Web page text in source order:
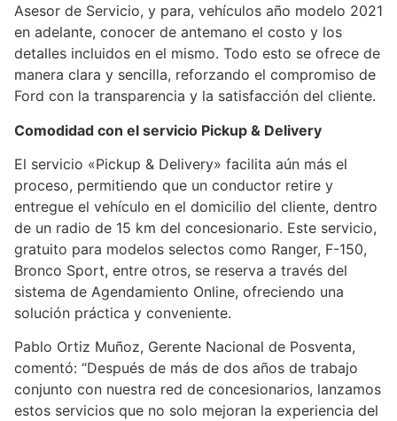
Asesor de Servicio, y para, vehículos año modelo 2021
en adelante, conocer de antemano el costo y los
detalles incluidos en el mismo. Todo esto se ofrece de
manera clara y sencilla, reforzando el compromiso de
Ford con la transparencia y la satisfacción del cliente.
Comodidad con el servicio Pickup & Delivery
El servicio «Pickup & Delivery» facilita aún más el
proceso, permitiendo que un conductor retire y
entregue el vehículo en el domicilio del cliente, dentro
de un radio de 15 km del concesionario. Este servicio,
gratuito para modelos selectos como Ranger, F-150,
Bronco Sport, entre otros, se reserva a través del
sistema de Agendamiento Online, ofreciendo una
solución práctica y conveniente.
Pablo Ortiz Muñoz, Gerente Nacional de Posventa,
comentó: “Después de más de dos años de trabajo
conjunto con nuestra red de concesionarios, lanzamos
estos servicios que no solo mejoran la experiencia del